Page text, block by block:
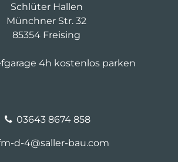
Schlüter Hallen
Münchner Str. 32
85354 Freising
4h kostenlos parken
03643 8674 858
d-4@saller-bau.com